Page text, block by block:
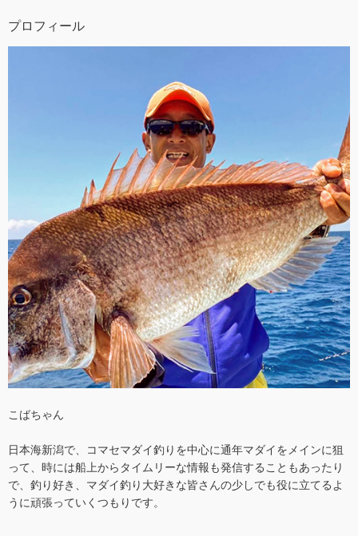
プロフィール
こばちゃん
日本海新潟で、コマセマダイ釣りを中心に通年マダイをメインに狙
って、時には船上からタイムリーな情報も発信することもあったり
で、釣り好き、マダイ釣り大好きな皆さんの少しでも役に立てるよ
うに頑張っていくつもりです。